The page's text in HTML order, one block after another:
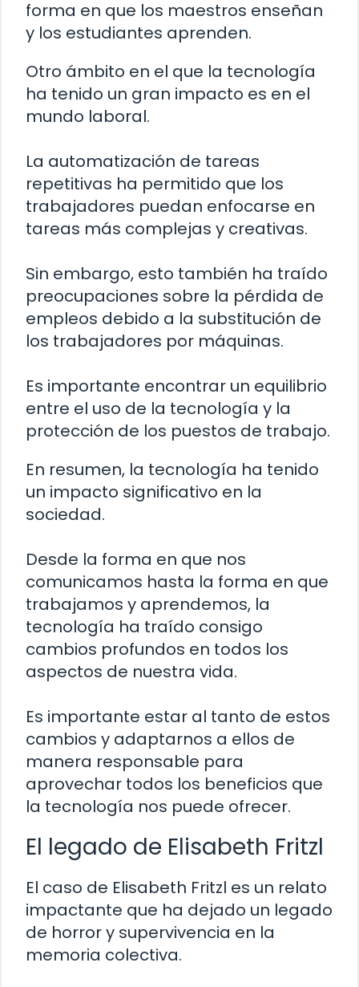
forma en que los maestros enseñan
y los estudiantes aprenden.
Otro ámbito en el que la tecnología
ha tenido un gran impacto es en el
mundo laboral.
La automatización de tareas
repetitivas ha permitido que los
trabajadores puedan enfocarse en
tareas más complejas y creativas.
Sin embargo, esto también ha traído
preocupaciones sobre la pérdida de
empleos debido a la substitución de
los trabajadores por máquinas.
Es importante encontrar un equilibrio
entre el uso de la tecnología y la
protección de los puestos de trabajo.
En resumen, la tecnología ha tenido
un impacto significativo en la
sociedad.
Desde la forma en que nos
comunicamos hasta la forma en que
trabajamos y aprendemos, la
tecnología ha traído consigo
cambios profundos en todos los
aspectos de nuestra vida.
Es importante estar al tanto de estos
cambios y adaptarnos a ellos de
manera responsable para
aprovechar todos los beneficios que
la tecnología nos puede ofrecer.
El legado de Elisabeth Fritzl
El caso de Elisabeth Fritzl es un relato
impactante que ha dejado un legado
de horror y supervivencia en la
memoria colectiva.